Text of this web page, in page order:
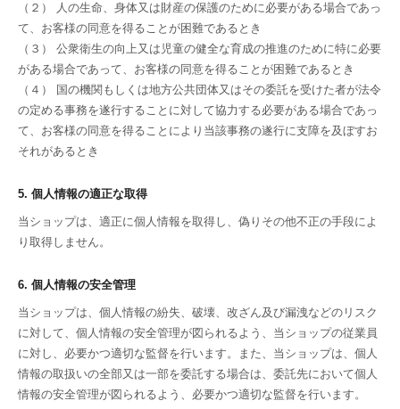
（２） 人の生命、身体又は財産の保護のために必要がある場合であっ
て、お客様の同意を得ることが困難であるとき
（３） 公衆衛生の向上又は児童の健全な育成の推進のために特に必要
がある場合であって、お客様の同意を得ることが困難であるとき
（４） 国の機関もしくは地方公共団体又はその委託を受けた者が法令
の定める事務を遂行することに対して協力する必要がある場合であっ
て、お客様の同意を得ることにより当該事務の遂行に支障を及ぼすお
それがあるとき
5. 個人情報の適正な取得
当ショップは、適正に個人情報を取得し、偽りその他不正の手段によ
り取得しません。
6. 個人情報の安全管理
当ショップは、個人情報の紛失、破壊、改ざん及び漏洩などのリスク
に対して、個人情報の安全管理が図られるよう、当ショップの従業員
に対し、必要かつ適切な監督を行います。また、当ショップは、個人
情報の取扱いの全部又は一部を委託する場合は、委託先において個人
情報の安全管理が図られるよう、必要かつ適切な監督を行います。